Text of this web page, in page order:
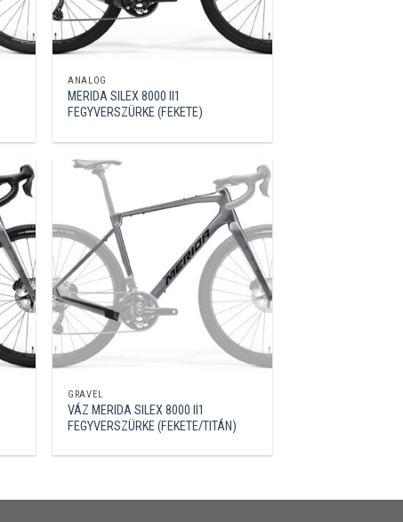
ANALÓG
MERIDA SILEX 8000 II1
FEGYVERSZÜRKE (FEKETE)
GRAVEL
VÁZ MERIDA SILEX 8000 II1
FEGYVERSZÜRKE (FEKETE/TITÁN)